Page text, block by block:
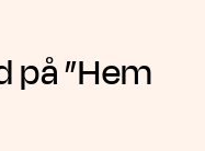
på ”Hem